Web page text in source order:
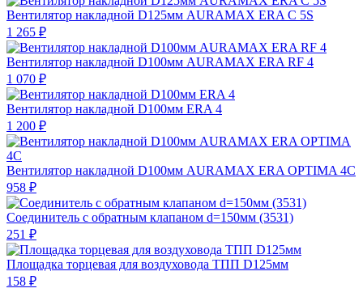
Вентилятор накладной D125мм AURAMAX ERA C 5S
1 265 ₽
Вентилятор накладной D100мм AURAMAX ERA RF 4
1 070 ₽
Вентилятор накладной D100мм ERA 4
1 200 ₽
Вентилятор накладной D100мм AURAMAX ERA OPTIMA 4C
958 ₽
Соединитель с обратным клапаном d=150мм (3531)
251 ₽
Площадка торцевая для воздуховода ТПП D125мм
158 ₽